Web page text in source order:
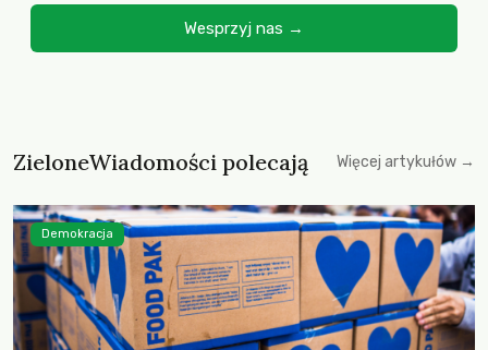
Wesprzyj nas →
ZieloneWiadomości polecają Więcej artykułów →
Demokracja